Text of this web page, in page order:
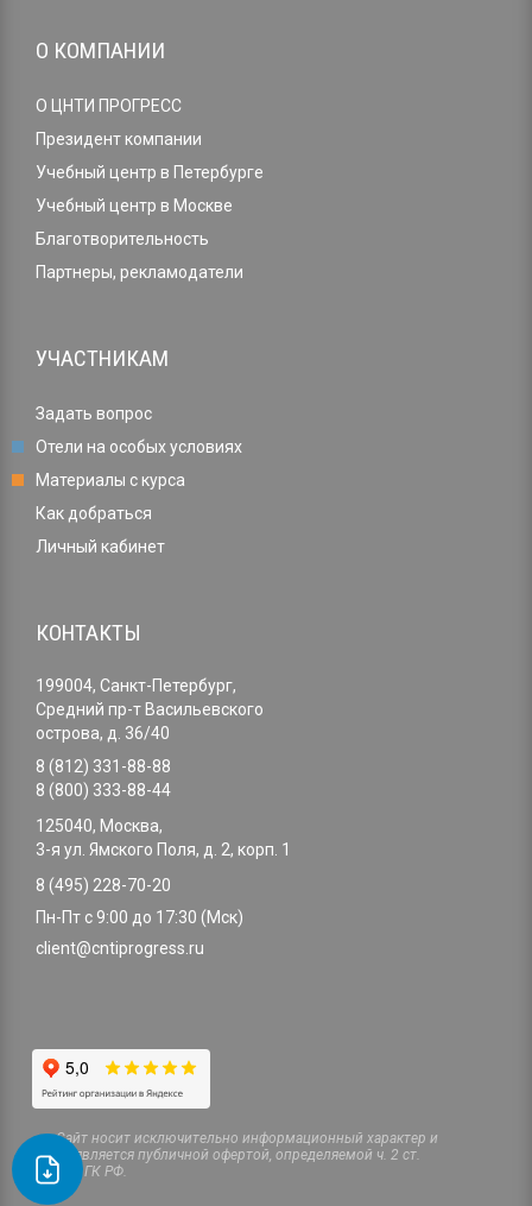
О КОМПАНИИ
О ЦНТИ ПРОГРЕСС
Президент компании
Учебный центр в Петербурге
Учебный центр в Москве
Благотворительность
Партнеры, рекламодатели
УЧАСТНИКАМ
Задать вопрос
Отели на особых условиях
Материалы с курса
Как добраться
Личный кабинет
КОНТАКТЫ
199004, Санкт-Петербург,
Средний пр-т Васильевского
острова, д. 36/40
8 (812) 331-88-88
8 (800) 333-88-44
125040, Москва,
3-я ул. Ямского Поля, д. 2, корп. 1
8 (495) 228-70-20
Пн-Пт с 9:00 до 17:30 (Мск)
client@cntiprogress.ru
Cайт носит исключительно информационный характер и
не является публичной офертой, определяемой ч. 2 ст.
437 ГК РФ.